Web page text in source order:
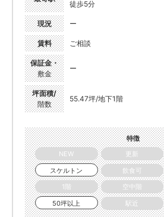
徒歩5分
現況 ー
賃料 ご相談
保証金・
敷金
ー
坪面積/
階数
55.47坪/地下1階
特徴
NEW
更新
スケルトン
飲食可
1階
空中階
50坪以上
駅近